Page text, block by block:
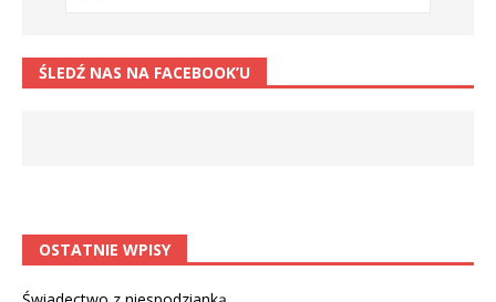
ŚLEDŹ NAS NA FACEBOOK’U
OSTATNIE WPISY